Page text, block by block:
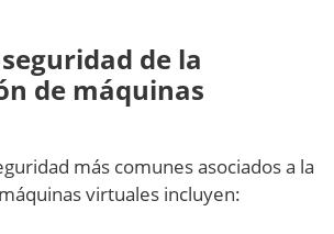
de la
de máquinas
más comunes asociados a la
virtuales incluyen: